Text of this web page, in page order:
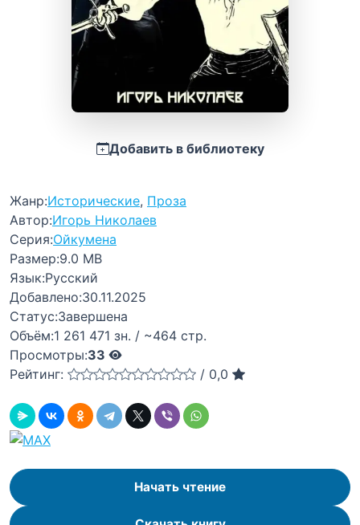
Добавить в библиотеку
Жанр:Исторические, Проза
Автор:Игорь Николаев
Серия:Ойкумена
Размер:9.0 MB
Язык:Русский
Добавлено:30.11.2025
Статус:Завершена
Объём:1 261 471 зн. / ~464 стр.
Просмотры:33
Рейтинг:
/ 0,0
Начать чтение